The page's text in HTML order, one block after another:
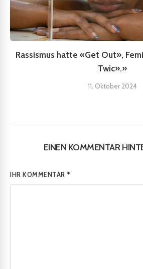
Rassismus hatte «Get Out»,
Twic».»
11. Oktober 2024
EINEN KOMMENTAR
IHR KOMMENTAR*